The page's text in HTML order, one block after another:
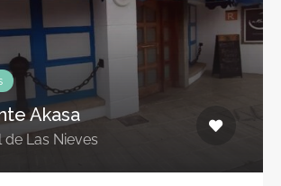
Akasa
de Las Nieves